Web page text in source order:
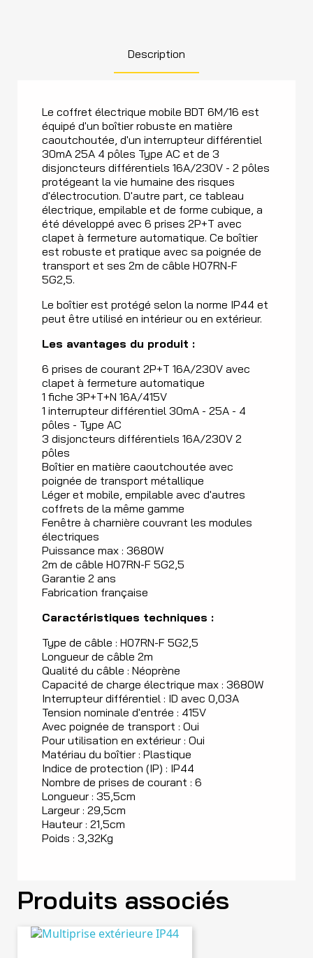
Description
Le coffret électrique mobile BDT 6M/16 est
équipé d'un boîtier robuste en matière
caoutchoutée, d'un interrupteur différentiel
30mA 25A 4 pôles Type AC et de 3
disjoncteurs différentiels 16A/230V - 2 pôles
protégeant la vie humaine des risques
d'électrocution. D'autre part, ce tableau
électrique, empilable et de forme cubique, a
été développé avec 6 prises 2P+T avec
clapet à fermeture automatique. Ce boîtier
est robuste et pratique avec sa poignée de
transport et ses 2m de câble H07RN-F
5G2,5.
Le boîtier est protégé selon la norme IP44 et
peut être utilisé en intérieur ou en extérieur.
Les avantages du produit :
6 prises de courant 2P+T 16A/230V avec
clapet à fermeture automatique
1 fiche 3P+T+N 16A/415V
1 interrupteur différentiel 30mA - 25A - 4
pôles - Type AC
3 disjoncteurs différentiels 16A/230V 2
pôles
Boîtier en matière caoutchoutée avec
poignée de transport métallique
Léger et mobile, empilable avec d'autres
coffrets de la même gamme
Fenêtre à charnière couvrant les modules
électriques
Puissance max : 3680W
2m de câble H07RN-F 5G2,5
Garantie 2 ans
Fabrication française
Caractéristiques techniques :
Type de câble : H07RN-F 5G2,5
Longueur de câble 2m
Qualité du câble : Néoprène
Capacité de charge électrique max : 3680W
Interrupteur différentiel : ID avec 0,03A
Tension nominale d'entrée : 415V
Avec poignée de transport : Oui
Pour utilisation en extérieur : Oui
Matériau du boîtier : Plastique
Indice de protection (IP) : IP44
Nombre de prises de courant : 6
Longueur : 35,5cm
Largeur : 29,5cm
Hauteur : 21,5cm
Poids : 3,32Kg
Produits associés